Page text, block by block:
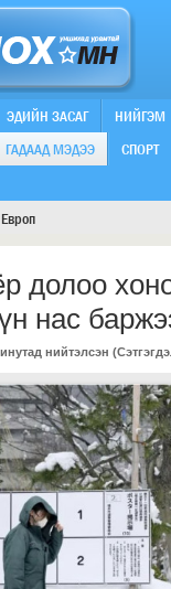
ЭДИЙН ЗАСАГ
НИЙГЭМ
ГАДААД МЭДЭЭ
СПОРТ
Европ
долоо
нас
нийтэлсэн (